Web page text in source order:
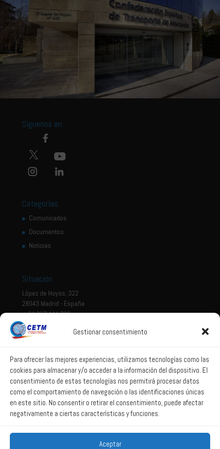
Gestionar consentimiento
Para ofrecer las mejores experiencias, utilizamos tecnologías como las
cookies para almacenar y/o acceder a la información del dispositivo. El
consentimiento de estas tecnologías nos permitirá procesar datos
como el comportamiento de navegación o las identificaciones únicas
en este sitio. No consentir o retirar el consentimiento, puede afectar
negativamente a ciertas características y funciones.
Aceptar
Síguenos en:
Categorías
Comunicados
Documentos
Noticias
Situación
López de Hoyos, 322
28043 Madrid - España
+ 34 917 444 700
Aviso legal
Política de privacidad
Política de Sistema Interno de Información
Política de Cookies
Correo web